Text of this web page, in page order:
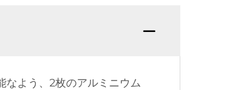
なよう、2枚のアルミニウム